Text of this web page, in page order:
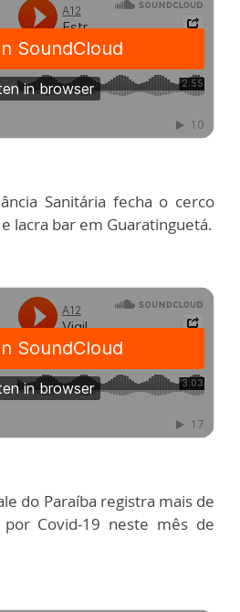
Sanitária fecha o cerco
lacra bar em Guaratinguetá.
do Paraíba registra mais de
Covid-19 neste mês de